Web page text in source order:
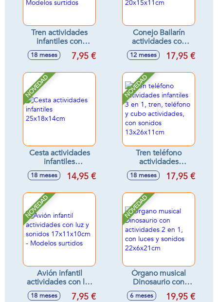
Tren actividades
infantiles con
sonidos
16'5x8'5x11cm -
18 meses 7,95 €
Conejo Bailarín
actividades con
luces y sonidos,
20x15x11cm
12 meses 17,95 €
NOVEDAD
Cesta actividades
infantiles
25x18x14cm
18 meses 14,95 €
NOVEDAD
Tren teléfono
actividades
infantiles 3 en 1,
tren, teléfono y
con sonidos
13x26x11cm
18 meses 17,95 €
NOVEDAD
Avión infantil
actividades con luz
y sonidos
17x11x10cm -
18 meses 7,95 €
NOVEDAD
Órgano musical
Dinosaurio con
actividades 2 en 1,
con luces y sonidos
6 meses 19,95 €